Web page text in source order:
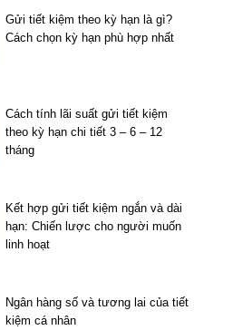
Gửi tiết kiệm theo kỳ hạn là gì?
Cách chọn kỳ hạn phù hợp nhất
Cách tính lãi suất gửi tiết kiệm
theo kỳ hạn chi tiết 3 – 6 – 12
tháng
Kết hợp gửi tiết kiệm ngắn và dài
hạn: Chiến lược cho người muốn
linh hoạt
Ngân hàng số và tương lai của tiết
kiệm cá nhân